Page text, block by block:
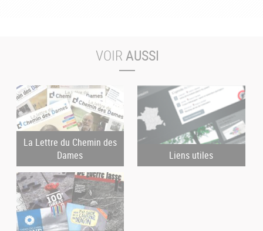
VOIRAUSSI
La Lettre du Chemin des
Dames
Liens utiles